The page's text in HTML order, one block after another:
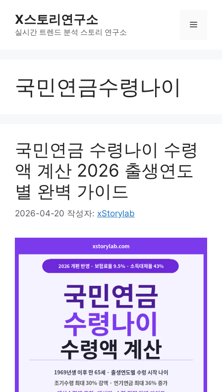
X스토리연구소
실시간 트렌드 분석 스토리 연구소
메
국민연금수령나이
국민연금 수령나이 수령
액 계산 2026 출생연도
별 완벽 가이드
2026-04-20 작성자: xStorylab